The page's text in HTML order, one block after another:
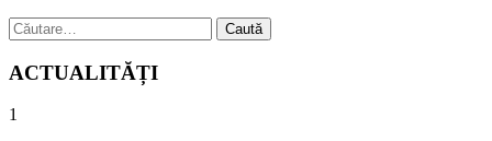
Caută
după:
ACTUALITĂȚI
1